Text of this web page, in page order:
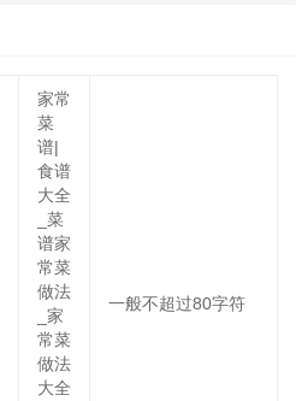
家常
菜
谱|
食谱
大全
_菜
谱家
常菜
做法
_家
常菜
做法
大全
一般不超过80字符